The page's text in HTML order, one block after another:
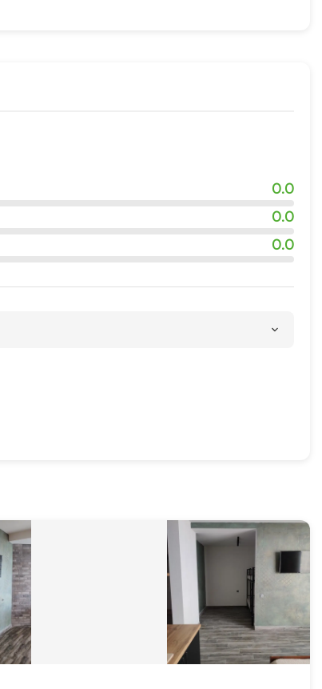
0.0
0.0
0.0